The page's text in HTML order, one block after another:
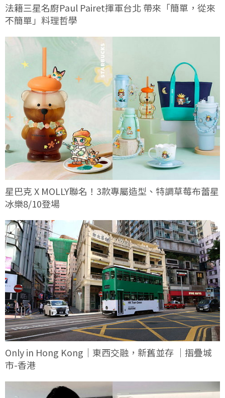
法籍三星名廚Paul Pairet揮軍台北 帶來「簡單，從來
不簡單」料理哲學
星巴克 X MOLLY聯名！3款專屬造型、特調草莓布蕾星
冰樂8/10登場
Only in Hong Kong｜東西交融，新舊並存 ｜摺疊城
市-香港